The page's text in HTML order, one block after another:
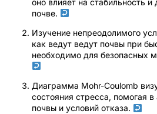
почве.
Изучение непреодолимого
как ведут ведут почвы при
необходимо для безопасных
Диаграмма Mohr-Coulomb
состояния стресса, помогая в
почвы и условий отказа.